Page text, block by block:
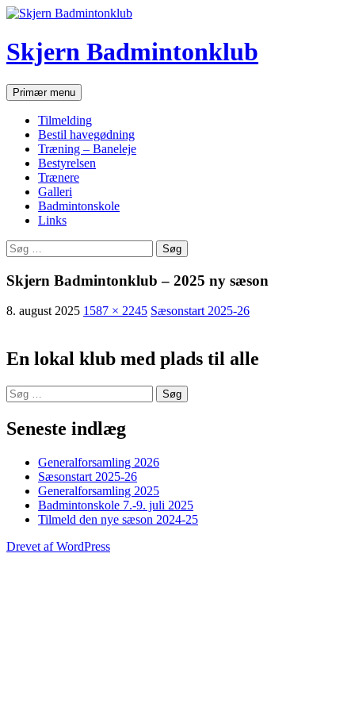
Hop
indhold
Skjern Badmintonklub
SøgPrimær menu
Tilmelding
Bestil havegødning
Træning – Baneleje
Bestyrelsen
Trænere
Galleri
Badmintonskole
Links
Søg
efter:
Skjern Badmintonklub – 2025 ny sæson
8. august 2025 1587 × 2245 Sæsonstart 2025-26
En lokal klub med plads til alle
Søg
efter:
Seneste indlæg
Generalforsamling 2026
Sæsonstart 2025-26
Generalforsamling 2025
Badmintonskole 7.-9. juli 2025
Tilmeld den nye sæson 2024-25
Drevet af WordPress